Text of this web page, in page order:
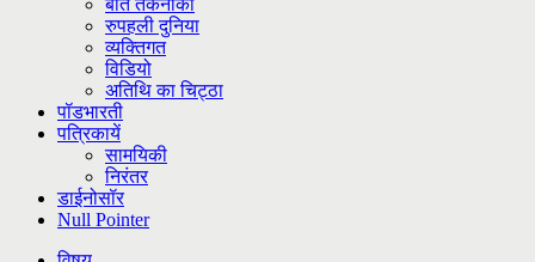
बातें तकनीकी
रुपहली दुनिया
व्यक्तिगत
विडियो
अतिथि का चिट्ठा
पॉडभारती
पत्रिकायें
सामयिकी
निरंतर
डाईनोसॉर
Null Pointer